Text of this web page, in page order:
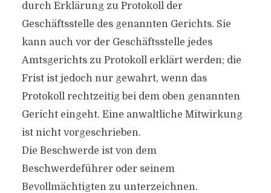
durch Erklärung zu Protokoll der
Geschäftsstelle des genannten Gerichts. Sie
kann auch vor der Geschäftsstelle jedes
Amtsgerichts zu Protokoll erklärt werden; die
Frist ist jedoch nur gewahrt, wenn das
Protokoll rechtzeitig bei dem oben genannten
Gericht eingeht. Eine anwaltliche Mitwirkung
ist nicht vorgeschrieben.
Die Beschwerde ist von dem
Beschwerdeführer oder seinem
Bevollmächtigten zu unterzeichnen.